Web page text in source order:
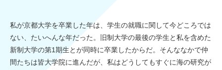
私が京都大学を卒業した年は、学生の就職に関して今どころでは
ない、たいへんな年だった。旧制大学の最後の学生と私を含めた
新制大学の第1期生とが同時に卒業したからだ。そんななかで仲
間たちは皆大学院に進んだが、私はどうしてもすぐに海の研究が